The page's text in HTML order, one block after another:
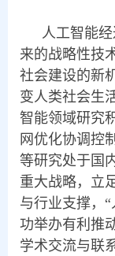
人工智能
来的战略性技
社会建设的新
变人类社会生
智能领域研究
网优化协调控
等研究处于国
重大战略，立
与行业支撑，
功举办有利推
学术交流与联系